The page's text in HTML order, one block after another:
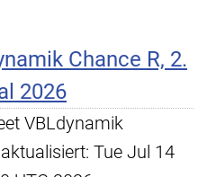
Chance R, 2.
2026
VBLdynamik
Tue Jul 14